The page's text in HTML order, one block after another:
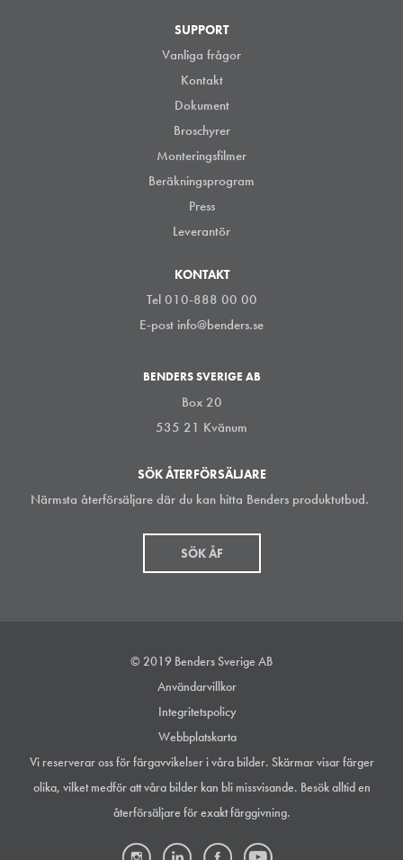
SUPPORT
Vanliga frågor
Kontakt
Dokument
Broschyrer
Monteringsfilmer
Beräkningsprogram
Press
Leverantör
KONTAKT
Tel 010-888 00 00
E-post info@benders.se
BENDERS SVERIGE AB
Box 20
535 21 Kvänum
SÖK ÅTERFÖRSÄLJARE
Närmsta återförsäljare där du kan hitta Benders produktutbud.
SÖK ÅF
© 2019 Benders Sverige AB
Användarvillkor
Integritetspolicy
Webbplatskarta
Vi reserverar oss för färgavvikelser i våra bilder. Skärmar visar färger
olika, vilket medför att våra bilder kan bli missvisande. Besök alltid en
återförsäljare för exakt färggivning.